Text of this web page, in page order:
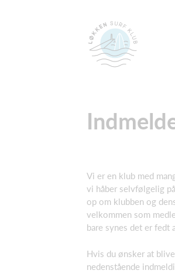
Vi er en klub med
vi håber selvfølgelig
op om klubben og
velkommen som
bare synes det er fedt
Hvis du ønsker at
nedenstående